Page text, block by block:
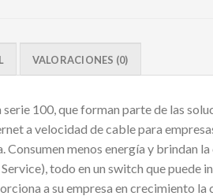
VALORACIONES (0)
100, que forman parte de las
a velocidad de cable para
menos energía y brindan
todo en un switch que puede
a su empresa en crecimiento